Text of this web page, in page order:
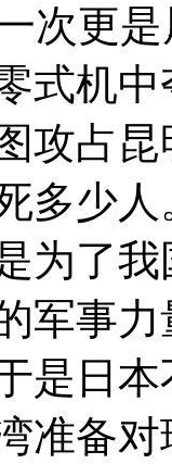
次更
式机
攻占
多少
为了
军事
是日
准备